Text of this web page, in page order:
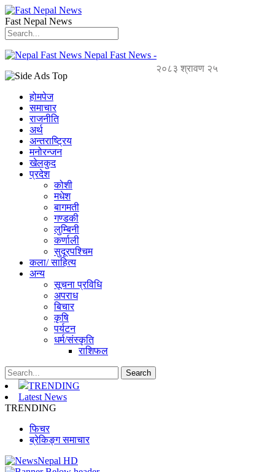
Fast Nepal News
Nepal Fast News -
२०८३ श्रावण २५
होमपेज
समाचार
राजनीति
अर्थ
अन्तराष्ट्रिय
मनोरन्जन
खेलकुद
प्रदेश
कोशी
मधेश
बागमती
गण्डकी
लुम्बिनी
कर्णाली
सुदूरपश्चिम
कला/ साहित्य
अन्य
सूचना प्रविधि
अपराध
बिचार
कृषि
पर्यटन
धर्म/संस्कृति
राशिफल
TRENDING
Latest News
TRENDING
फिचर
ब्रेकिङ्ग समाचार